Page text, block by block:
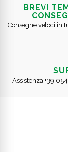
BREVI
Consegne veloci in
Assistenza +39